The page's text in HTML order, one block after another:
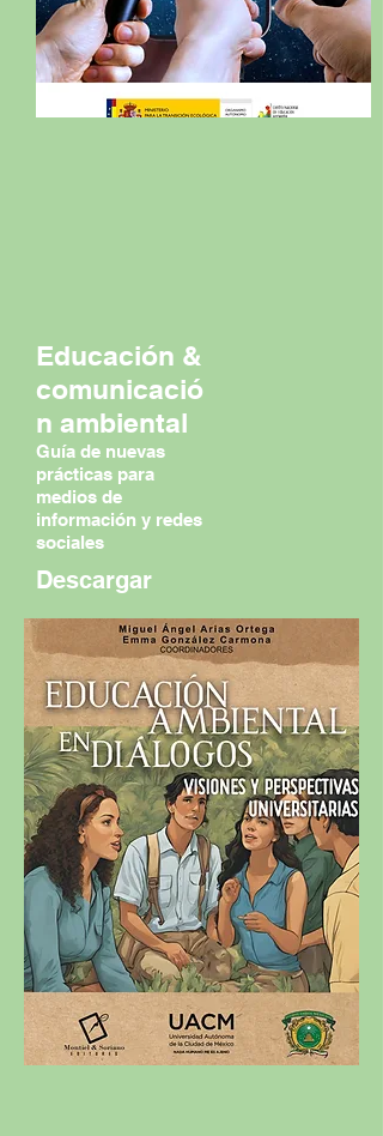
Educación &
comunicació
n ambiental
Guía de nuevas
prácticas para
medios de
información y redes
sociales
Descargar